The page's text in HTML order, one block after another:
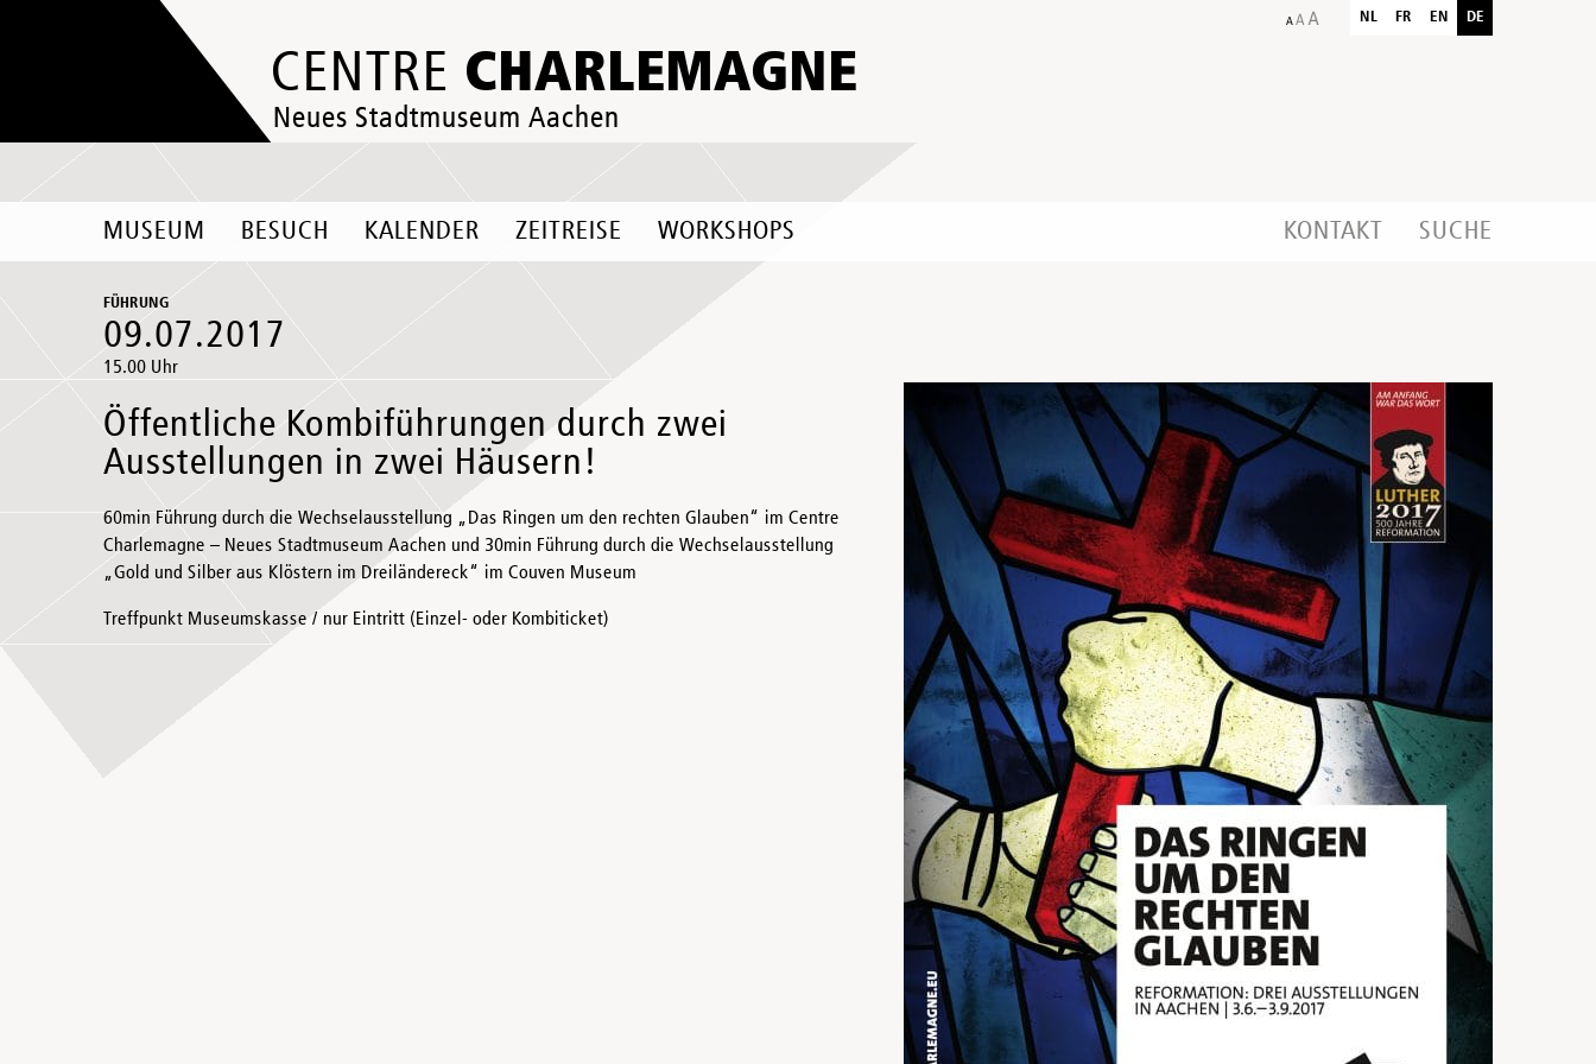
CENTRE CHARLEMAGNE
Neues Stadtmuseum Aachen
NL FR EN DE
MUSEUM BESUCH KALENDER ZEITREISE WORKSHOPS KONTAKT SUCHE
FÜHRUNG
09.07.2017
15.00 Uhr
Öffentliche Kombiführungen durch zwei
Ausstellungen in zwei Häusern!
60min Führung durch die Wechselausstellung „Das Ringen um den rechten Glauben“ im Centre
Charlemagne – Neues Stadtmuseum Aachen und 30min Führung durch die Wechselausstellung
„Gold und Silber aus Klöstern im Dreiländereck“ im Couven Museum
Treffpunkt Museumskasse / nur Eintritt (Einzel- oder Kombiticket)